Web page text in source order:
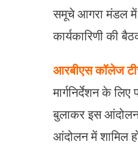
समूचे आगरा मंडल में
कार्यकारिणी की
आरबीएस कॉलेज
मार्गनिर्देशन के
बुलाकर इस आंदोलन
आंदोलन में शामिल